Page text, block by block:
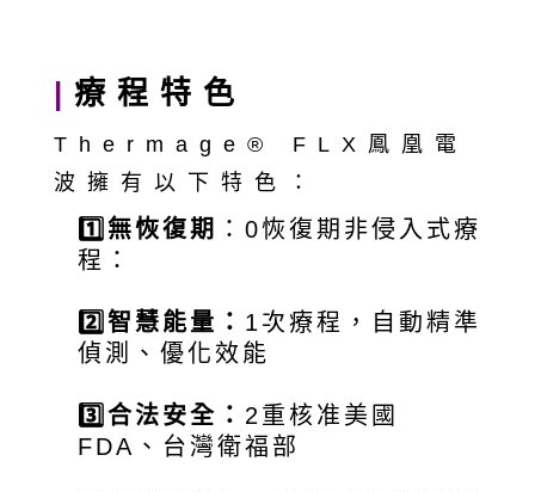
| 療程特色
Thermage® FLX鳳凰電
波擁有以下特色：
1️⃣無恢復期
：0恢復期非侵入式療
程：
2️⃣智慧能量： 1次療程，自動精準
偵測、優化效能
3️⃣合法安全： 2重核准美國
FDA、台灣衛福部